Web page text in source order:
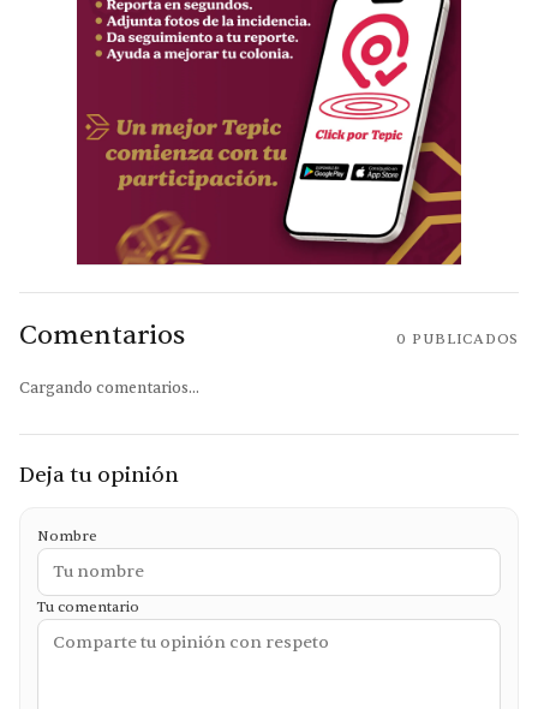
Comentarios 0 PUBLICADOS
Cargando comentarios...
Deja tu opinión
Nombre
Tu comentario